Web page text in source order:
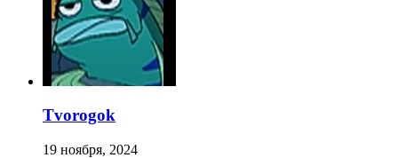
Tvorogok
19 ноября, 2024